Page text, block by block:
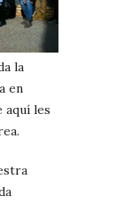
la
en
les